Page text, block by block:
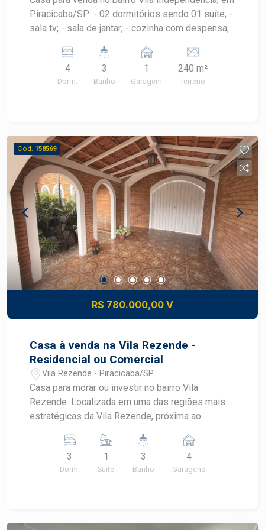
Piracicaba/SP: - 02 dormitórios sendo 01 suíte; -
sala tv; - sala de jantar; - cozinha com despensa; -
social e da edícula; - quintal com churrasqueira; -
4
Dorm.
3
Banho
1
Garagem
240 m²
Terreno
Cód. 158569
R$ 780.000,00 V
Casa à venda na Vila Rezende -
Residencial ou Comercial
Vila Rezende - Piracicaba/SP
Casa para morar ou investir no bairro Vila
Rezende. Localizada em uma das regiões mais
estratégicas da Vila Rezende, próxima ao
casa oferece excelente visibilidade, fácil acesso
e grande potencial para clínicas, consultórios,
escritórios, coworkings, sedes empresariais ou
3
Dorm.
1
Suite
3
Banho
4
Garagens